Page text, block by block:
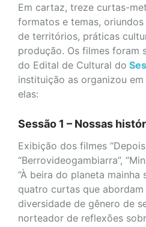
Em cartaz, treze curtas-
formatos e temas,
de territórios, práticas
produção. Os filmes foram
do Edital de Cultural do
instituição as organizou
elas:
Sessão 1 – Nossas
Exibição dos filmes
“Berrovideogambiarra”,
“À beira do planeta mainha
quatro curtas que
diversidade de gênero de
norteador de reflexões